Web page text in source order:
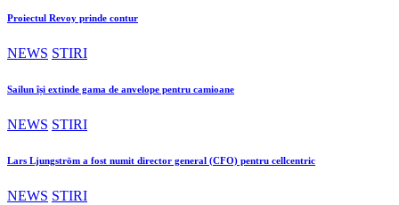
Proiectul Revoy prinde contur
NEWS STIRI
Sailun își extinde gama de anvelope pentru camioane
NEWS STIRI
Lars Ljungström a fost numit director general (CFO) pentru cellcentric
NEWS STIRI